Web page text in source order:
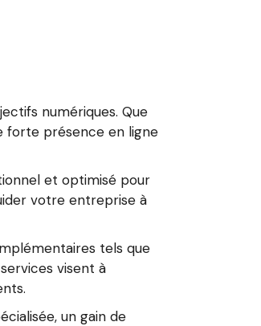
numériques. Que
forte présence en ligne
et optimisé pour
votre entreprise à
tels que
visent à
un gain de